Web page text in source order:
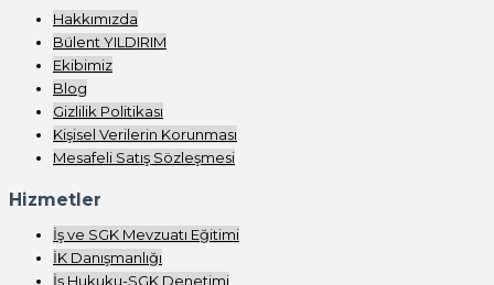
Hakkımızda
Bülent YILDIRIM
Ekibimiz
Blog
Gizlilik Politikası
Kişisel Verilerin Korunması
Mesafeli Satış Sözleşmesi
Hizmetler
İş ve SGK Mevzuatı Eğitimi
İK Danışmanlığı
İş Hukuku-SGK Denetimi